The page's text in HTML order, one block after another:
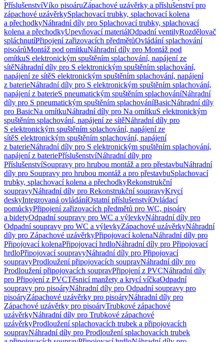
PříslušenstvíVíko pisoáruZápachové uzávěrky a příslušenství pro
zápachové uzávěrkySplachovací trubky, splachovací kolena
a přechodkyNáhradní díly pro Splachovací trubky, splachovací
kolena a přechodkyUpevňovací materiálOdpadní ventilyRozdělovač
spláchnutíPřipojení zařizovacích předmětůOvládání splachování
pisoárůMontáž pod omítkuNáhradní díly pro Montáž pod
omítkuS elektronickým spuštěním splachování, napájení ze
sítěNáhradní díly pro S elektronickým spuštěním splachování,
napájení ze sítěS elektronickým spuštěním splachování, napájení
z baterieNáhradní díly pro S elektronickým spuštěním splachování,
napájení z baterieS pneumatickým spuštěním splachováníNáhradní
díly pro S pneumatickým spuštěním splachováníBasicNáhradní díly
pro BasicNa omítkuNáhradní díly pro Na omítkuS elektronickým
spuštěním splachování, napájení ze sítěNáhradní díly pro
S elektronickým spuštěním splachování, napájení ze
sítěS elektronickým spuštěním splachování, napájení
z baterieNáhradní díly pro S elektronickým spuštěním splachování,
napájení z bateriePříslušenstvíNáhradní díly pro
PříslušenstvíSoupravy pro hrubou montáž a pro přestavbuNáhradní
díly pro Soupravy pro hrubou montáž a pro přestavbuSplachovací
trubky, splachovací kolena a přechodkyRekonstrukční
soupravyNáhradní díly pro Rekonstrukční soupravyKrycí
deskyIntegrovaná ovládáníOstatní příslušenstvíOvládací
pomůckyPřipojení zařizovacích předmětů pro WC, pisoáry
a bidetyOdpadní soupravy pro WC a výlevkyNáhradní díly pro
Odpadní soupravy pro WC a výlevkyZápachové uzávěrkyNáhradní
díly pro Zápachové uzávěrkyPřipojovací kolenaNáhradní díly pro
Připojovací kolenaPřipojovací hrdloNáhradní díly pro Připojovací
hrdloPřipojovací soupravyNáhradní díly pro Připojovací
soupravyProdloužení připojovacích soupravNáhradní díly pro
Prodloužení připojovacích soupravPřipojení z PVCNáhradní díly
pro Připojení z PVCTěsnicí manžety a krycí víčkaOdpadní
soupravy pro pisoáryNáhradní díly pro Odpadní soupravy pro
pisoáryZápachové uzávěrky pro pisoáryNáhradní díly pro
Zápachové uzávěrky pro pisoáryTrubkové zápachové
uzávěrkyNáhradní díly pro Trubkové zápachové
uzávěrkyProdloužení splachovacích trubek a připojovacích
soupravNáhradní díly pro Prodloužení splachovacích trubek